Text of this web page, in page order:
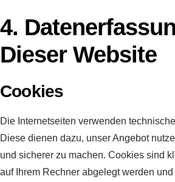
4.
Dieser Website
Cookies
Die Internetseiten verwenden
Diese dienen dazu, unser Angebot
und sicherer zu machen. Cookies sind
auf Ihrem Rechner abgelegt werden